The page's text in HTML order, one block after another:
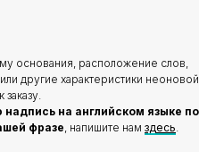
основания, расположение слов,
другие характеристики неоновой
надпись на английском языке по
фразе, напишите нам здесь.